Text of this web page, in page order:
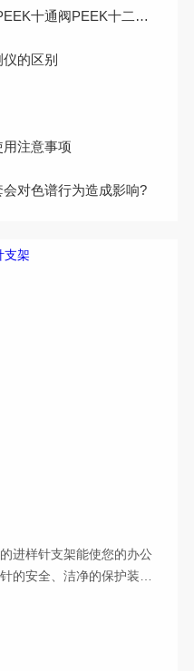
PEEK多位阀PEEK六通阀PEEK十通阀PEEK十二通阀
的区别
注意事项
对色谱行为造成影响?
进样针支架能使您的办公
的安全、洁净的保护装
的进样针。塑料支架的边
的直接接触，这种能立体